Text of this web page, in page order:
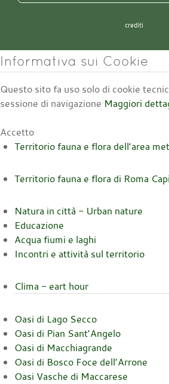
crediti
Informativa sui Cookie
Questo sito fa uso solo di cookie
sessione di navigazione Maggiori
Accetto
Territorio fauna e flora dell’area
Territorio fauna e flora di Roma
Natura in città - Urban nature
Educazione
Acqua fiumi e laghi
Incontri e attività sul territorio
Clima - eart hour
Oasi di Lago Secco
Oasi di Pian Sant’Angelo
Oasi di Macchiagrande
Oasi di Bosco Foce dell’Arrone
Oasi Vasche di Maccarese